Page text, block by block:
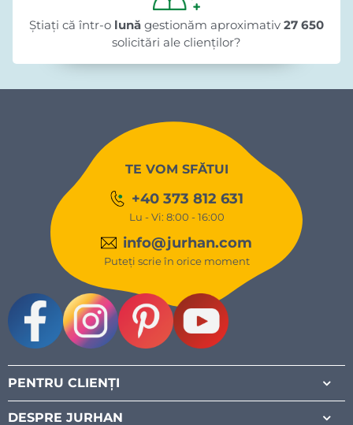
Știați că într-o lună gestionăm aproximativ 27 650
solicitări ale clienților?
TE VOM SFĂTUI
+40 373 812 631
Lu - Vi: 8:00 - 16:00
info@jurhan.com
Puteți scrie în orice moment
PENTRU CLIENȚI
DESPRE JURHAN